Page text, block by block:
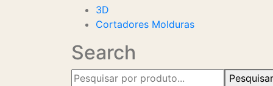
3D
Cortadores Molduras
Search
Pesquisar